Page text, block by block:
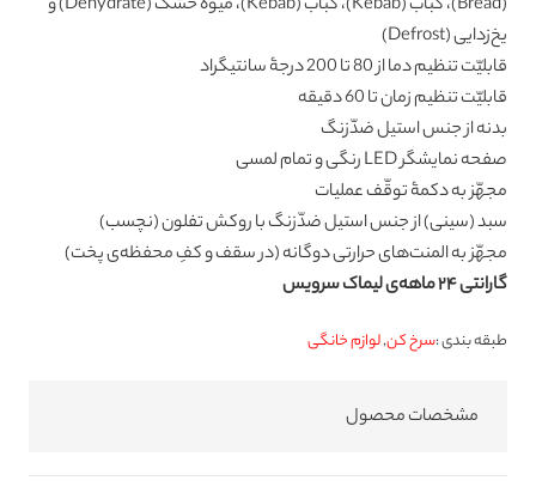
یخ‌زدایی (Defrost)
قابلیّت تنظیم دما از 80 تا 200 درجۀ سانتیگراد
قابلیّت تنظیم زمان تا 60 دقیقه
بدنه از جنس استیل ضدّزنگ
صفحه نمایشگر LED رنگی و تمام لمسی
مجهّز به دکمۀ توقّف عملیات
سبد (سینی) از جنس استیل ضدّزنگ با روکش تفلون (نچسب)
مجهّز به المنت‌های حرارتی دوگانه (در سقف و کفِ محفظه‌ی پخت)
گارانتی ۲۴ ماهه‌ی لیماک سرویس
طبقه بندی :سرخ کن,لوازم خانگی
مشخصات محصول